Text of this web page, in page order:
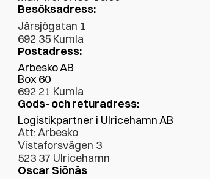
Besöksadress:
Järsjögatan 1
692 35 Kumla
Postadress:
Arbesko AB
Box 60
692 21 Kumla
Gods- och returadress:
Logistikpartner i Ulricehamn AB
Att: Arbesko
Vistaforsvägen 3
523 37 Ulricehamn
Oscar Siönäs